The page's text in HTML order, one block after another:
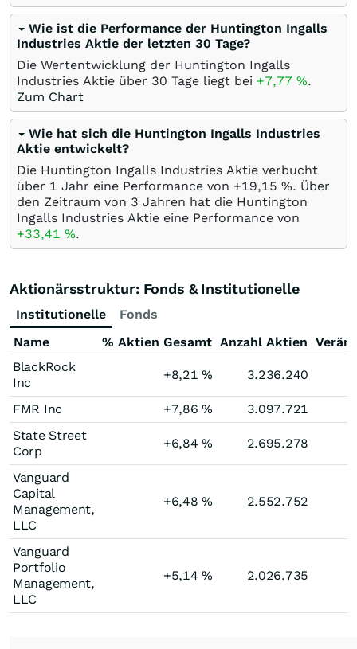
Wie ist die Performance der Huntington Ingalls
Industries Aktie der letzten 30 Tage?
Die Wertentwicklung der Huntington Ingalls
Industries Aktie über 30 Tage liegt bei +7,77 %.
Zum Chart
Wie hat sich die Huntington Ingalls Industries
Aktie entwickelt?
Die Huntington Ingalls Industries Aktie verbucht
über 1 Jahr eine Performance von +19,15 %. Über
den Zeitraum von 3 Jahren hat die Huntington
Ingalls Industries Aktie eine Performance von
+33,41 %.
Aktionärsstruktur: Fonds & Institutionelle
Institutionelle
Fonds
Name
% Aktien Gesamt Anzahl Aktien
BlackRock
Inc
+8,21% 3.236.240
FMR Inc +7,86%
3.097.721
State Street
Corp
+6,84% 2.695.278
Vanguard
Capital
Management,
LLC
+6,48% 2.552.752
Vanguard
Portfolio
Management,
LLC
+5,14% 2.026.735